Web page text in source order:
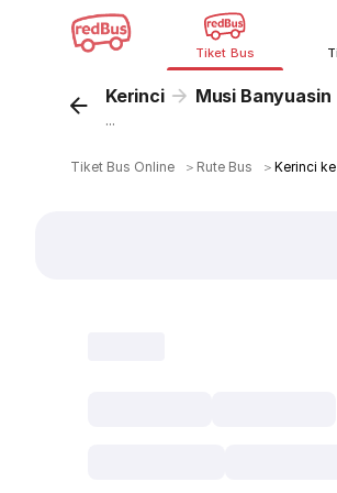
Tiket Bus
Kerinci Musi Banyuasin
...
Tiket Bus Online ＞ Rute Bus ＞Kerinci